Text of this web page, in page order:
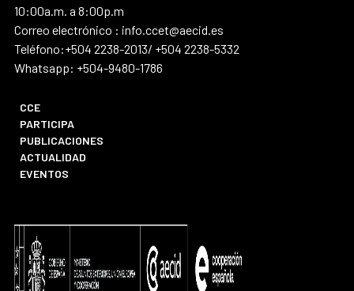
10:00a.m. a 8:00p.m
Correo electrónico : info.ccet@aecid.es
Teléfono:+504 2238-2013/ +504 2238-5332
Whatsapp: +504-9480-1786
CCE
PARTICIPA
PUBLICACIONES
ACTUALIDAD
EVENTOS